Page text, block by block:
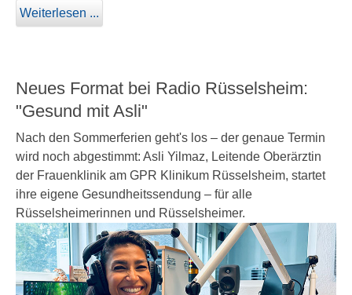
Weiterlesen ...
Neues Format bei Radio Rüsselsheim:
"Gesund mit Asli"
Nach den Sommerferien geht's los – der genaue Termin
wird noch abgestimmt: Asli Yilmaz, Leitende Oberärztin
der Frauenklinik am GPR Klinikum Rüsselsheim, startet
ihre eigene Gesundheitssendung – für alle
Rüsselsheimerinnen und Rüsselsheimer.